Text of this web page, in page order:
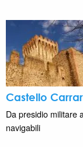
Castello
Da presidio militare
navigabili